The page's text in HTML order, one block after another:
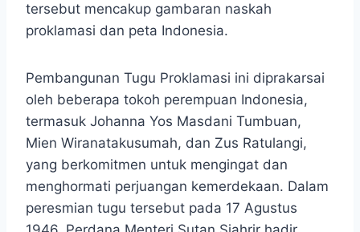
tersebut mencakup gambaran naskah
proklamasi dan peta Indonesia.
Pembangunan Tugu Proklamasi ini diprakarsai
oleh beberapa tokoh perempuan Indonesia,
termasuk Johanna Yos Masdani Tumbuan,
Mien Wiranatakusumah, dan Zus Ratulangi,
yang berkomitmen untuk mengingat dan
menghormati perjuangan kemerdekaan. Dalam
peresmian tugu tersebut pada 17 Agustus